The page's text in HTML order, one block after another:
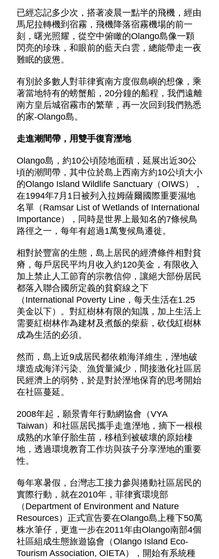
已經忘記多少次，搭著凌晨一點半的飛機，經由
馬尼拉轉機到宿霧，飛機降落宿霧機場的前一
刻，曙光照耀，從空中俯瞰的Olango島像一顆
閃亮的珍珠，和眼前的藍天白雲，總能帶走一夜
難眠的疲憊。
有別於多數人對菲律賓南方度假島嶼的想像，乘
著當地特有的螃蟹船，20分鐘的船程，我們遠離
南方皇后城宿霧市的繁華，再一次回到我們熟悉
的家-Olango島。
走進潮間帶，用雙手復育溼地
Olango島，約10公頃陸地面積，延展出近30公
頃的潮間帶，其中位於島上西南方約10公頃大小
的Olango Island Wildlife Sanctuary（OIWS），
在1994年7月1日被列入拉姆薩爾國際重要濕地
名單（Ramsar List of Wetlands of International
Importance），同時是世界上最知名的7條候鳥
路徑之一，每年有超過1萬隻候鳥遷徙。
相對於豐富的生態，島上居民的經濟條件相對貧
瘠，每戶居民平均月收入約120美金，有限收入
加上禁止人工節育的宗教信仰，讓絕大部份居民
都落入聯合國所定義的貧窮線之下
（International Poverty Line，每天生活在1.25
美金以下）。對紅樹林有限的知識，加上生活上
需要紅樹林作為建材及煮飯的柴薪，砍伐紅樹林
成為生活的必須。
然而，島上近9成居民都依賴海洋維生，溼地破
壞造成海洋污染、漁貨量減少，間接激化社區居
民經濟上的弱勢，於是對於溼地保育的思考開始
在社區蔓延。
2008年起，願景青年行動網協會（VYA
Taiwan）和社區居民攜手走進溼地，摘下一根根
成熟的水筆仔胎生苗，移植到被破壞的原始棲
地，透過環境教育工作坊與孩子分享溼地的重要
性。
每年寒暑假，台灣志工接力參與捲動社區居民的
實際行動，就在2010年，菲律賓環境部
（Department of Environment and Nature
Resources）正式宣告要在Olango島上種下50萬
株水筆仔，更進一步在2011年由Olango南部4個
社區組成生態旅遊協會（Olango Island Eco-
Tourism Association, OIETA），開始有系統種